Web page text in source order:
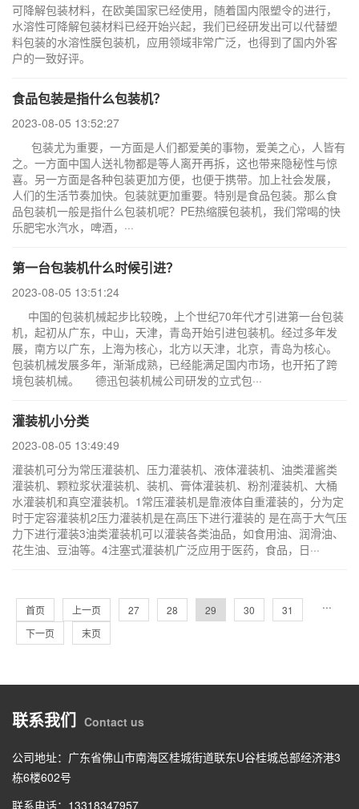
可降解包装材料，在欧美国家已经使用，随着国内限塑令的进行，
水溶性可降解包装材料已经开始兴起，我们已经研发出可以代替塑
料包装的水溶性膜包装机，应用领域非常广泛，也得到了国内外客
户的一致好评。
食品包装是指什么包装机？
2023-08-05 13:52:27
包装尤为重要，一方面是人们都爱美的事物，爱美之心，人皆有
之。一方面中国人送礼物都是等人离开再拆，这也带来隐秘性与惊
喜。另一方面是各种包装更加方便，也便于携带。加上社会发展，
人们的生活节奏加快。包装就更加重要。特别是食品包装。那么食
品包装机一般是指什么包装机呢？PE热缩膜包装机，我们常喝的快
乐肥宅水汽水，啤酒，···
第一台包装机什么时候引进？
2023-08-05 13:51:24
中国的包装机械起步比较晚，上个世纪70年代才引进第一台包装
机，起初从广东，中山，天津，青岛开始引进包装机。经过多年发
展，南方以广东，上海为核心，北方以天津，北京，青岛为核心。
包装机械发展多年，渐渐成熟，已经能满足国内市场，也开拓了跨
境包装机械。 德迅包装机械公司研发的立式包···
灌装机小分类
2023-08-05 13:49:49
灌装机可分为常压灌装机、压力灌装机、液体灌装机、油类灌酱类
灌装机、颗粒浆状灌装机、装机、膏体灌装机、粉剂灌装机、大桶
水灌装机和真空灌装机。1常压灌装机是靠液体自重灌装的，分为定
时于定容灌装机2压力灌装机是在高压下进行灌装的 是在高于大气压
力下进行灌装3油类灌装机可以灌装各类油品，如食用油、润滑油、
花生油、豆油等。4注塞式灌装机广泛应用于医药，食品，日···
首页 上一页 ···
27 28 29 30
31
下一页
末页
联系我们 Contact us
公司地址：广东省佛山市南海区桂城街道联东U谷桂城总部经济港3
栋6楼602号
联系电话：13318347957